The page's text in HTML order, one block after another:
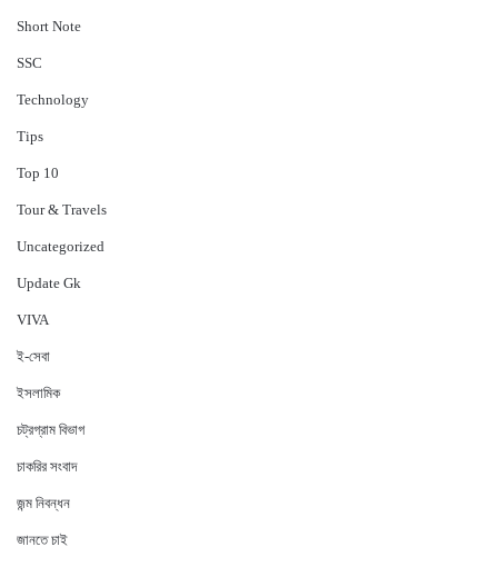
Short Note
‍SSC
Technology
Tips
Top 10
Tour & Travels
Uncategorized
Update Gk
VIVA
ই-সেবা
ইসলামিক
চট্রগ্রাম বিভাগ
চাকরির সংবাদ
জন্ম নিবন্ধন
জানতে চাই